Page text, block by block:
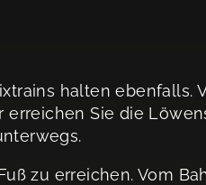
halten ebenfalls.
erreichen Sie die
zu erreichen. Vom